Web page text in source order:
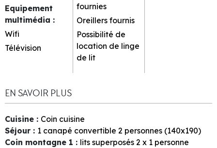
Equipement
multimédia :
Wifi
Télévision
fournies
Oreillers fournis
Possibilité de
location de linge
de lit
EN SAVOIR PLUS
Cuisine : Coin cuisine
Séjour : 1 canapé convertible 2 personnes (140x190)
Coin montagne 1 : lits superposés 2 x 1 personne